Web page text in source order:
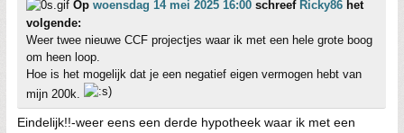
Op woensdag 14 mei 2025 16:00 schreef Ricky86 het
volgende:
Weer twee nieuwe CCF projectjes waar ik met een hele grote boog
om heen loop.
Hoe is het mogelijk dat je een negatief eigen vermogen hebt van
mijn 200k.
Eindelijk!!-weer eens een derde hypotheek waar ik met een